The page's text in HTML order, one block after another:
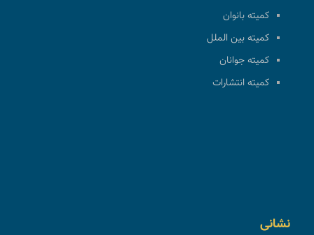
کمیته بانوان
کمیته بین الملل
کمیته جوانان
کمیته انتشارات
نشانی